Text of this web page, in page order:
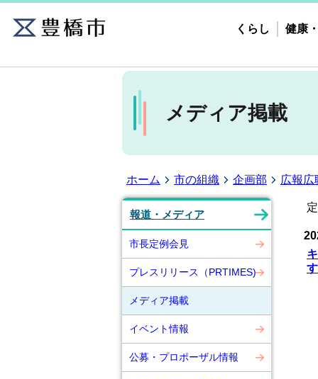
くらし 健康
メディア掲載
ホーム 市の組織 企画部 広報広
報道・メディア
市長定例会見
プレスリリース（PRTIMES)
メディア掲載
イベント情報
公募・プロポーザル情報